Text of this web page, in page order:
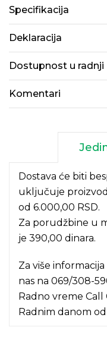
Specifikacija
Deklaracija
Dostupnost u radnji
Komentari
Dostava će biti
uključuje
od 6.000,00 RSD.
Za porudžbine u
je 390,00 dinara.
Za više
nas na 069/308-
Radno vreme Call
Radnim danom